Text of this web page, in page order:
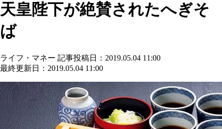
天皇陛下が絶賛されたへぎそ
ば
ライフ・マネー 記事投稿日：2019.05.04 11:00
最終更新日：2019.05.04 11:00